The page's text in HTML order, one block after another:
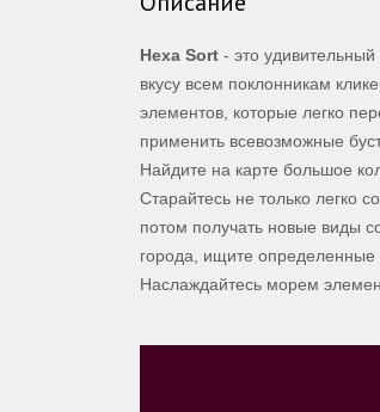
Hexa Sort - это
вкусу всем поклонникам
элементов, которые легко
применить всевозможные
Найдите на карте большое
Старайтесь не только легко
потом получать новые виды
города, ищите определенные
Наслаждайтесь морем